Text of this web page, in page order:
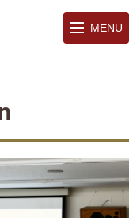
MENU